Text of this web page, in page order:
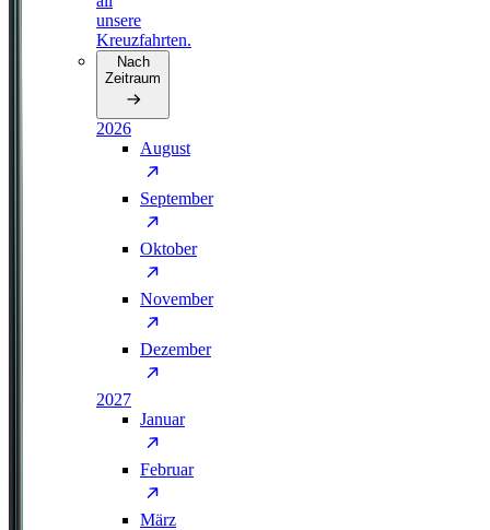
unsere
Kreuzfahrten.
Nach
Zeitraum
2026
August
September
Oktober
November
Dezember
2027
Januar
Februar
März